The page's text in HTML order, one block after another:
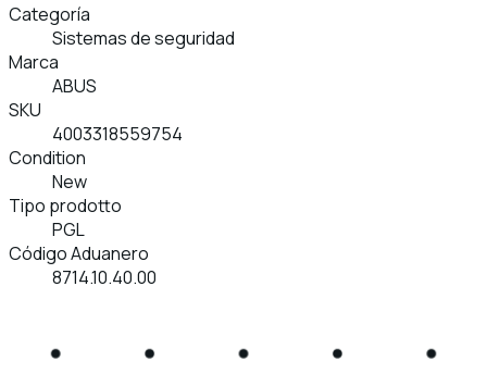
Categoría
Sistemas de seguridad
Marca
ABUS
SKU
4003318559754
Condition
New
Tipo prodotto
PGL
Código Aduanero
8714.10.40.00